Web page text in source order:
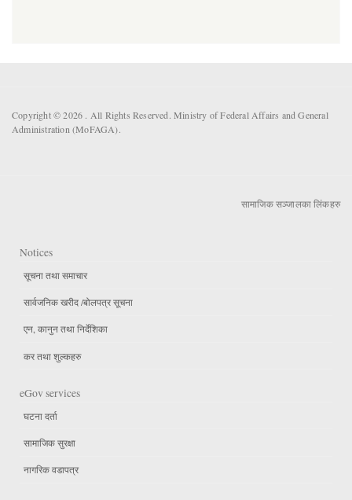
Copyright © 2026 . All Rights Reserved. Ministry of Federal Affairs and General
Administration (MoFAGA).
सामाजिक सञ्जालका लिंकहरु
Notices
सूचना तथा समाचार
सार्वजनिक खरीद /बोलपत्र सूचना
एन, कानुन तथा निर्देशिका
कर तथा शुल्कहरु
eGov services
घटना दर्ता
सामाजिक सुरक्षा
नागरिक वडापत्र